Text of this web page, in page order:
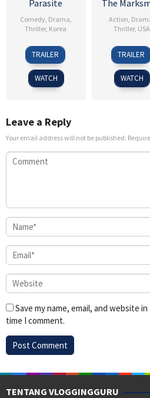
Parasite
Comedy, Drama
Thriller, Korea
30
May
2019
Kim
Seong-
sik
TRAILER
WATCH
The
Action
Thriller, USA
15
Jan
2021
TRAILER
WATCH
Leave a Reply
Your email address will not be published.
Save my name, email, and website
time I comment.
TENTANG VLOGGINGGURU